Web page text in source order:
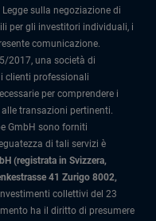
sulla negoziazione di
per gli investitori individuali, i
comunicazione.
2017, una società di
clienti professionali
per comprendere i
transazioni pertinenti.
GmbH sono forniti
di tali servizi è
(registrata in Svizzera,
41 Zurigo 8002,
collettivi del 23
ha il diritto di presumere